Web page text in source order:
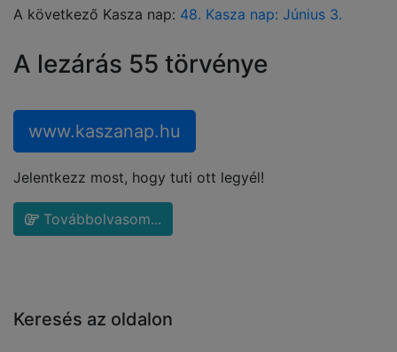
A következő Kasza nap: 48. Kasza nap: Június 3.
A lezárás 55 törvénye
www.kaszanap.hu
Jelentkezz most, hogy tuti ott legyél!
Továbbolvasom...
Keresés az oldalon